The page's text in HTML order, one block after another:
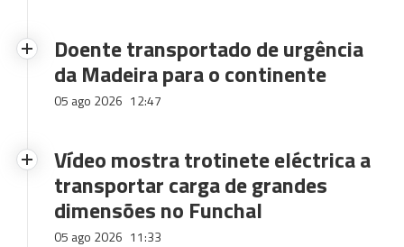
Doente transportado de urgência
da Madeira para o continente
05 ago 2026 12:47
Vídeo mostra trotinete eléctrica a
transportar carga de grandes
dimensões no Funchal
05 ago 2026 11:33